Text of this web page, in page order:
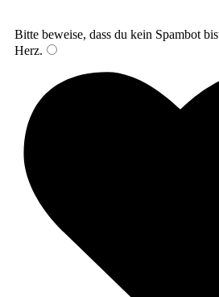
Bitte beweise, dass du kein Spambot
Herz.